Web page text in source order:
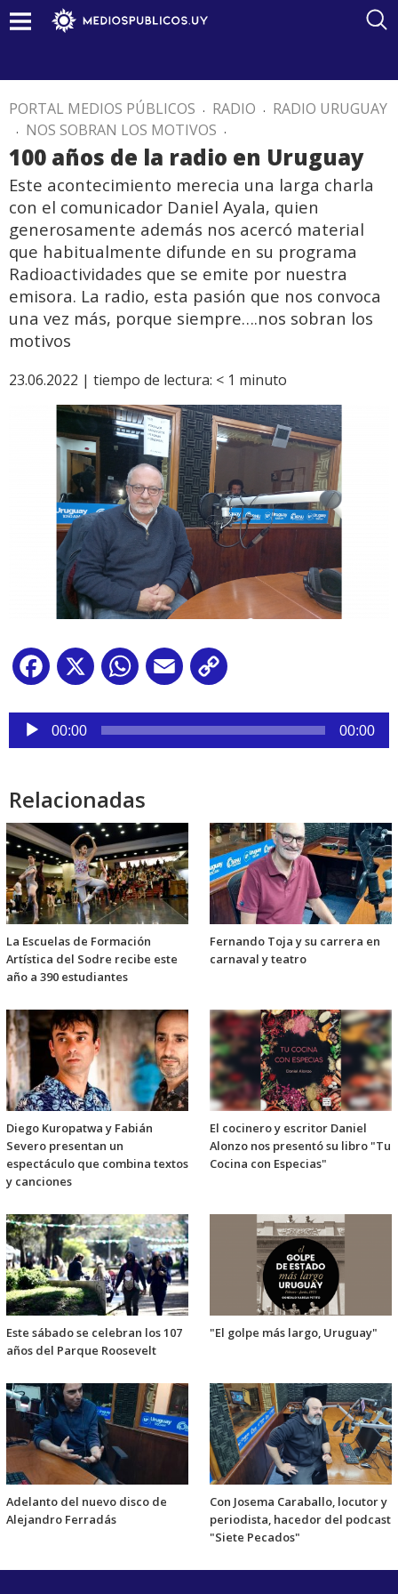
PORTAL MEDIOS PÚBLICOS . RADIO . RADIO URUGUAY
. NOS SOBRAN LOS MOTIVOS .
100 años de la radio en Uruguay
Este acontecimiento merecia una larga charla
con el comunicador Daniel Ayala, quien
generosamente además nos acercó material
que habitualmente difunde en su programa
Radioactividades que se emite por nuestra
emisora. La radio, esta pasión que nos convoca
una vez más, porque siempre….nos sobran los
motivos
23.06.2022 | tiempo de lectura: < 1 minuto
Facebook
X WhatsApp
Email
Reproductor
audio
00:00 00:00
Relacionadas
La Escuelas de Formación
Artística del Sodre recibe este
año a 390 estudiantes
Fernando Toja y su carrera en
carnaval y teatro
Diego Kuropatwa y Fabián
Severo presentan un
espectáculo que combina textos
y canciones
El cocinero y escritor Daniel
Alonzo nos presentó su libro "Tu
Cocina con Especias"
Este sábado se celebran los 107
años del Parque Roosevelt
"El golpe más largo, Uruguay"
Adelanto del nuevo disco de
Alejandro Ferradás
Con Josema Caraballo, locutor y
periodista, hacedor del podcast
"Siete Pecados"